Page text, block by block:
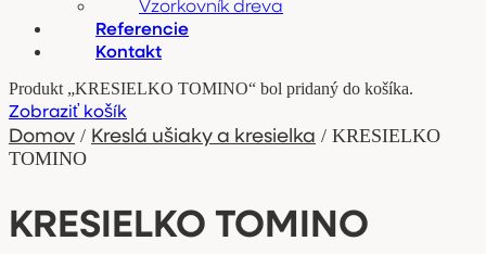
Vzorkovník dreva
Referencie
Kontakt
Produkt „KRESIELKO TOMINO“ bol pridaný do košíka.
Zobraziť košík
Domov / Kreslá ušiaky a kresielka / KRESIELKO
TOMINO
KRESIELKO TOMINO